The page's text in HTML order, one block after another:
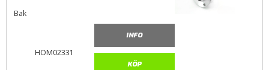
HOM02331
Bak
INFO
KÖP